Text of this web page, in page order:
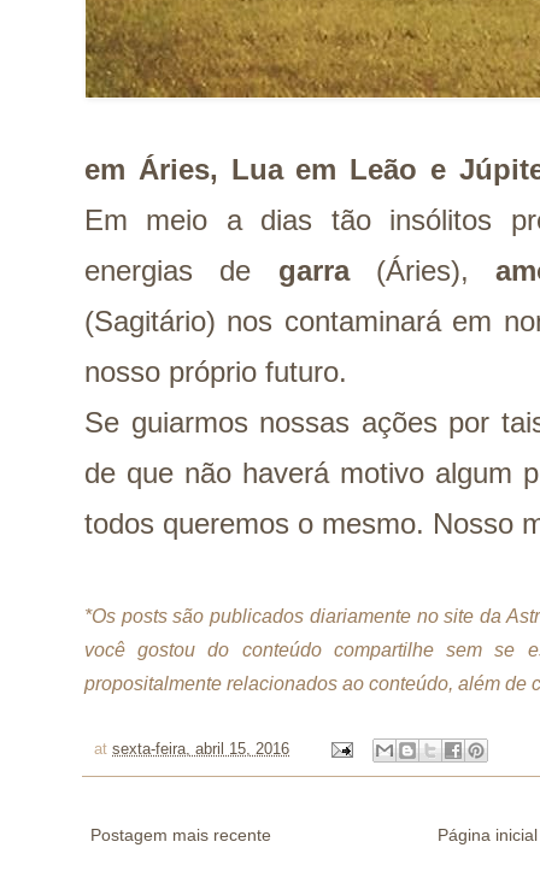
em Áries, Lua em Leão e
Em meio a dias tão insólitos
energias de garra(Áries),
(Sagitário) nos contaminará em
nosso próprio futuro.
Se guiarmos nossas ações por
de que não haverá motivo algum
todos queremos o mesmo. Nosso
*Os posts são publicados diariamente no site da
você gostou do conteúdo compartilhe sem se
propositalmente relacionados ao conteúdo, além de
at sexta-feira, abril 15, 2016
Postagem mais recente Página inicial